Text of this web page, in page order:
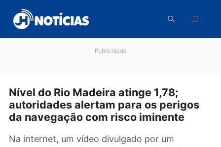
para
conteúdo
Nível do Rio Madeira atinge 1,78;
autoridades alertam para os perigos